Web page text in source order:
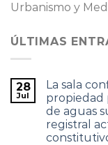
Urbanismo y
ÚLTIMAS
28
Jul
La sala
propiedad
de aguas
registral